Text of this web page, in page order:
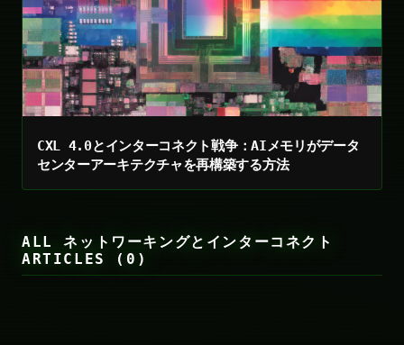
CXL 4.0とインターコネクト戦争：AIメモリがデータ
センターアーキテクチャを再構築する方法
ALL ネットワーキングとインターコネクト
ARTICLES (0)